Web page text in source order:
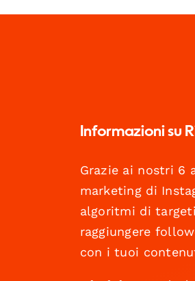
Informazioni su
Grazie ai nostri 6
marketing di
algoritmi di
raggiungere
con i tuoi